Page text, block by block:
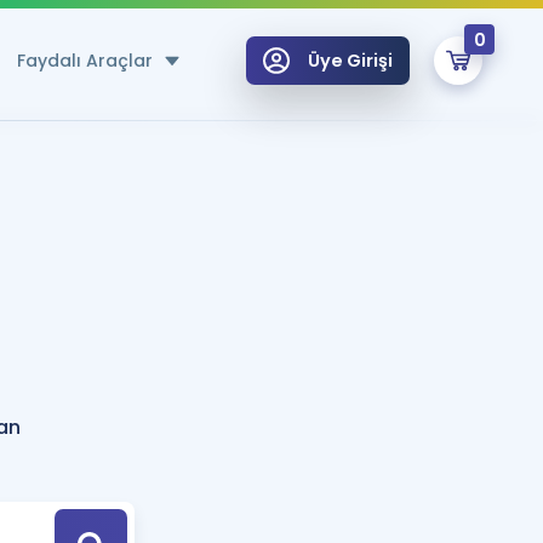
Faydalı Araçlar
Hesaplama Aracı
için Öneriler
Tek Takvimde
Üye Girişi
0
Hoca ile seni sınava hazırlayacak onlarca eğitim seni bekliyor!